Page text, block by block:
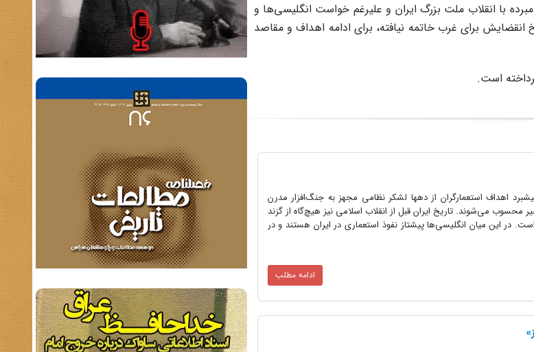
نامبرده با انقلاب ملت بزرگ ایران و علیرغم خواست انگلیسی‌ها و
که تاریخ انقضایش برای غرب خاتمه نیافته، برای ادامه اهداف و مقاصد
است.
اهداف استعمارگران از دهها لشکر نظامی مجهز به جنگ‌افزار مدرن
محسوب می‌شوند. تاریخ ایران قبل از انقلاب اسلامی نیز هیچ‌گاه از گزند
در این میان انگلیسی‌ها پیشتاز نفوذ استعماری در ایران هستند و در
ادامه مطلب